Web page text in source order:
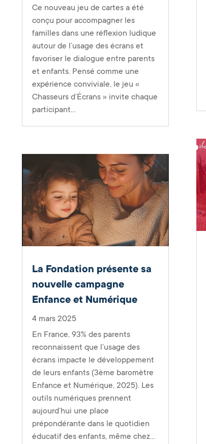
Ce nouveau jeu de cartes a été
conçu pour accompagner les
familles dans une réflexion ludique
autour de l’usage des écrans et
favoriser le dialogue entre parents
et enfants. Pensé comme une
expérience conviviale, le jeu «
Chasseurs d’Écrans » invite chaque
participant...
La Fondation présente sa
nouvelle campagne
Enfance et Numérique
4 mars 2025
En France, 93% des parents
reconnaissent que l’usage des
écrans impacte le développement
de leurs enfants (3ème baromètre
Enfance et Numérique, 2025). Les
outils numériques prennent
aujourd’hui une place
prépondérante dans le quotidien
éducatif des enfants, même chez...